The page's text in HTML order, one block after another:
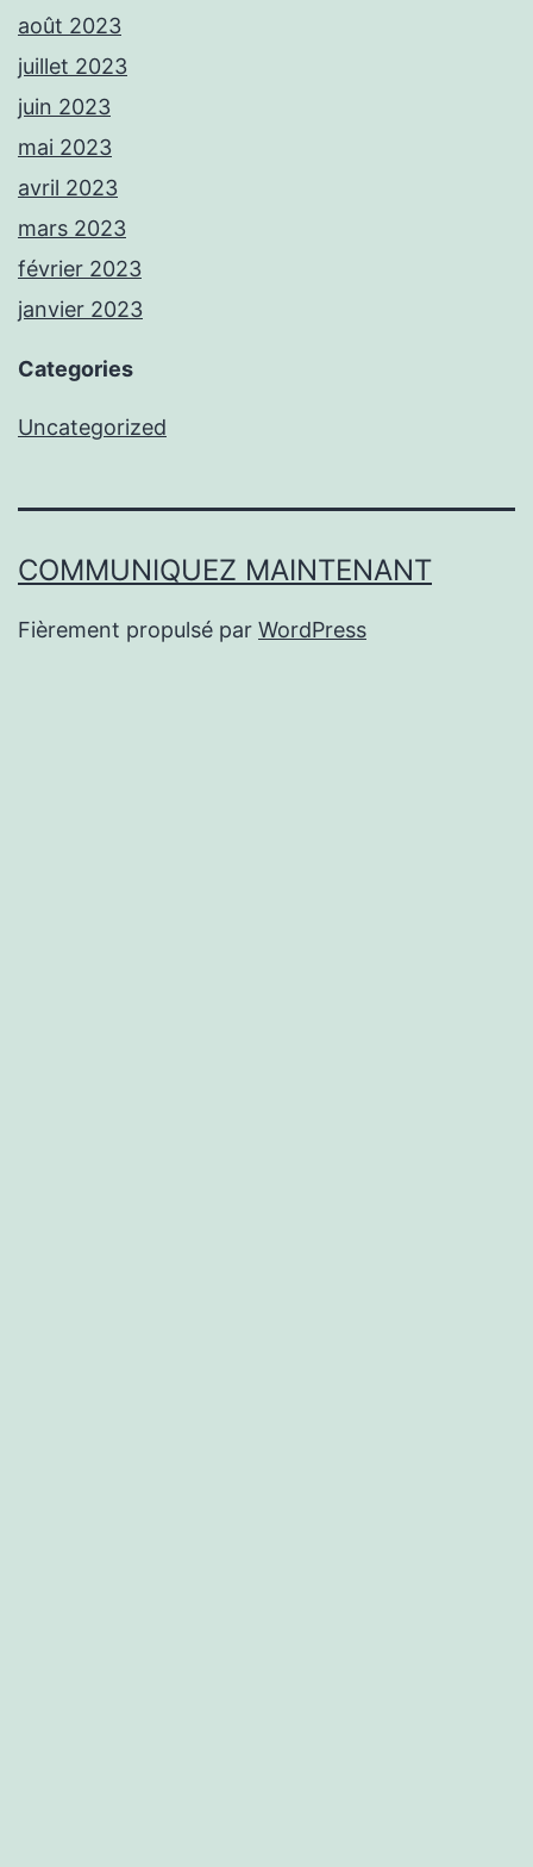
août 2023
juillet 2023
juin 2023
mai 2023
avril 2023
mars 2023
février 2023
janvier 2023
Categories
Uncategorized
COMMUNIQUEZ MAINTENANT
Fièrement propulsé par WordPress